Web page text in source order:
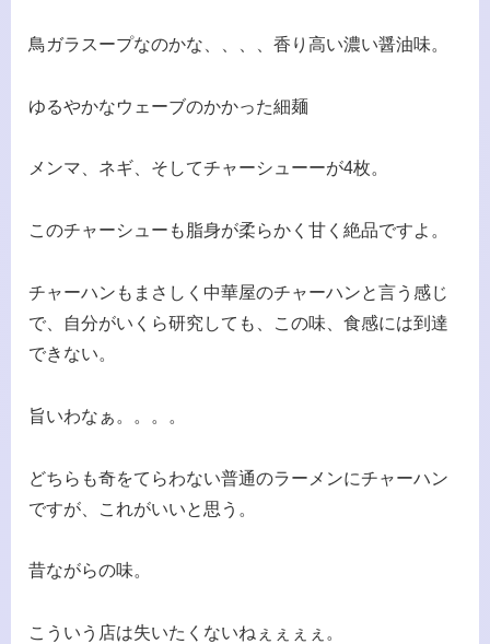
鳥ガラスープなのかな、、、、香り高い濃い醤油味。
ゆるやかなウェーブのかかった細麺
メンマ、ネギ、そしてチャーシューーが4枚。
このチャーシューも脂身が柔らかく甘く絶品ですよ。
チャーハンもまさしく中華屋のチャーハンと言う感じ
で、自分がいくら研究しても、この味、食感には到達
できない。
旨いわなぁ。。。。
どちらも奇をてらわない普通のラーメンにチャーハン
ですが、これがいいと思う。
昔ながらの味。
こういう店は失いたくないねぇぇぇぇ。